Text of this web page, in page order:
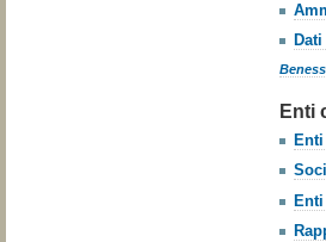
Enti